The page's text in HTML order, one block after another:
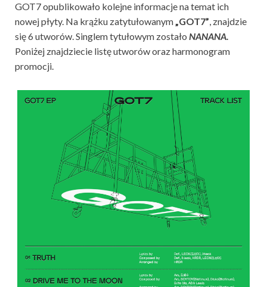
GOT7 opublikowało kolejne informacje na temat ich
nowej płyty. Na krążku zatytułowanym„GOT7”, znajdzie
się 6 utworów. Singlem tytułowym zostało NANANA.
Poniżej znajdziecie listę utworów oraz harmonogram
promocji.